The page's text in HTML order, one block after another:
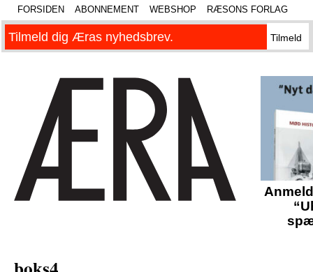
FORSIDEN ABONNEMENT WEBSHOP RÆSONS FORLAG